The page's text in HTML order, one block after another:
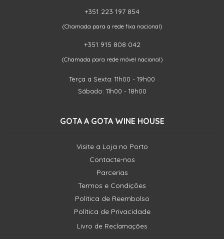
+351 223 197 854
(Chamada para a rede fixa nacional)
+351 915 808 042
(Chamada para rede móvel nacional)
Terça a Sexta: 11h00 - 19h00
Sábado: 11h00 - 18h00
GOTA A GOTA WINE HOUSE
Visite a Loja no Porto
Contacte-nos
Parcerias
Termos e Condições
Política de Reembolso
Política de Privacidade
Livro de Reclamações